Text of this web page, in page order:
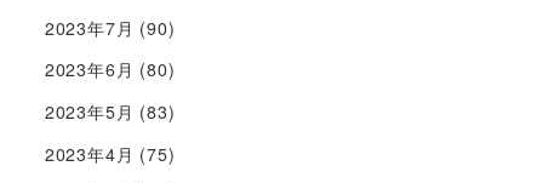
2023年7月 (90)
2023年6月 (80)
2023年5月 (83)
2023年4月 (75)